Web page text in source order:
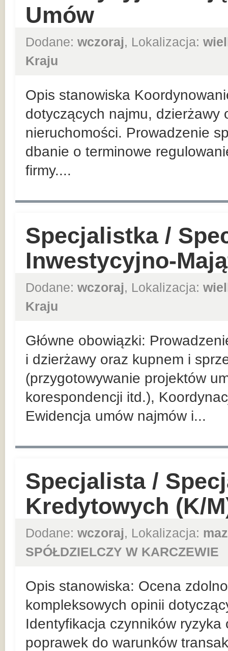
Umów
Dodane: wczoraj, Lokalizacja:
Kraju
Opis stanowiska
dotyczących najmu, dzierżawy
nieruchomości. Prowadzenie
dbanie o terminowe
firmy....
Specjalistka /
Inwestycyjno-
Dodane: wczoraj, Lokalizacja:
Kraju
Główne obowiązki:
i dzierżawy oraz kupnem i
(przygotowywanie projektów
korespondencji itd.),
Ewidencja umów najmów i...
Specjalista /
Kredytowych (K/
Dodane: wczoraj, Lokalizacja:
SPÓŁDZIELCZY W KARCZEWIE
Opis stanowiska: Ocena
kompleksowych opinii
Identyfikacja czynników
poprawek do warunków